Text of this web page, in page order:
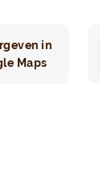
in
Maps